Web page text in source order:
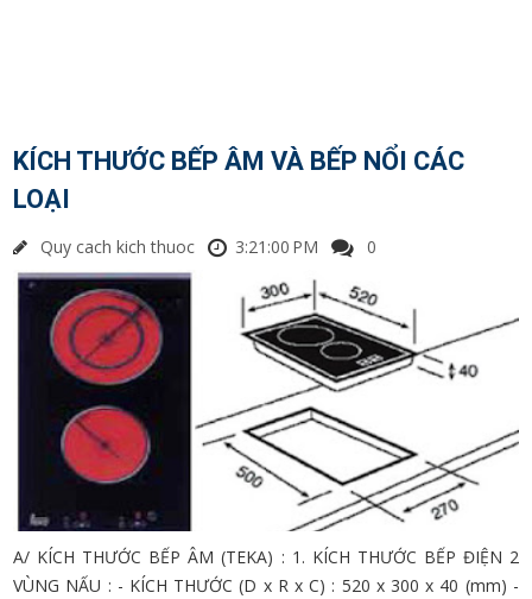
KÍCH THƯỚC BẾP ÂM VÀ BẾP NỔI CÁC
LOẠI
Quy cach kich thuoc 3:21:00 PM 0
A/ KÍCH THƯỚC BẾP ÂM (TEKA) : 1. KÍCH THƯỚC BẾP ĐIỆN 2
VÙNG NẤU : - KÍCH THƯỚC (D x R x C) : 520 x 300 x 40 (mm) -